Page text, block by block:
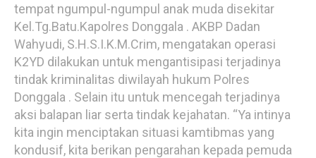
tempat ngumpul-ngumpul anak muda disekitar
Kel.Tg.Batu.Kapolres Donggala . AKBP Dadan
Wahyudi, S.H.S.I.K.M.Crim, mengatakan operasi
K2YD dilakukan untuk mengantisipasi terjadinya
tindak kriminalitas diwilayah hukum Polres
Donggala . Selain itu untuk mencegah terjadinya
aksi balapan liar serta tindak kejahatan. “Ya intinya
kita ingin menciptakan situasi kamtibmas yang
kondusif, kita berikan pengarahan kepada pemuda